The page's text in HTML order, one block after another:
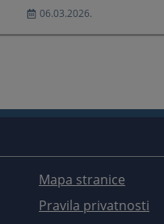
06.03.2026.
Mapa stranice
Pravila privatnosti